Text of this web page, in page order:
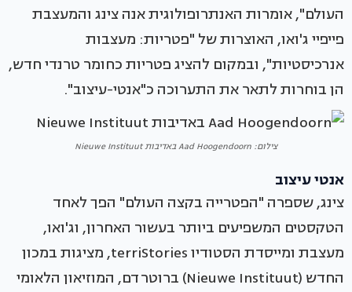
העולם", אומרות האנתרופולוגית אנה צינג והמעצבת
פייפיי ג'ואו, האוצרות של "פטריות: מעצבות
אנרכיסטיות", ובמקום להציג פטריות כחומר טרנדי חדש,
הן בוחרות לתאר את התערוכה כ"אנטי-עיצוב".
צילום: Aad Hoogendoorn באדיבות Nieuwe Instituut
אנטי עיצוב
צינג, שספרה "הפטרייה בקצה העולם" הפך לאחד
הטקסטים המשפיעים ביותר בעשור האחרון, וג'ואו,
מעצבת ומייסדת הסטודיו terriStories, מציגות במכון
החדש (Nieuwe Instituut) ברוטרדם, המוזיאון הלאומי